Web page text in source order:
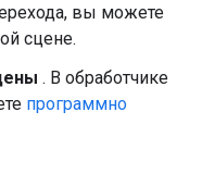
вы можете
сцене.
. В обработчике
программно